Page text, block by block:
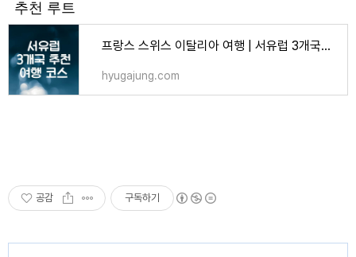
추천 루트
프랑스 스위스 이탈리아 여행 | 서유럽 3개국 여행 추천 루트
hyugajung.com
공감 구독하기